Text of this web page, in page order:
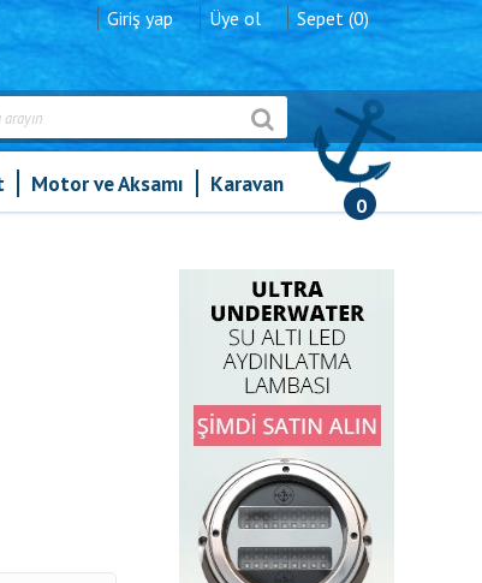
Giriş yap Üye ol Sepet (0)
0
Motor ve Aksamı Karavan